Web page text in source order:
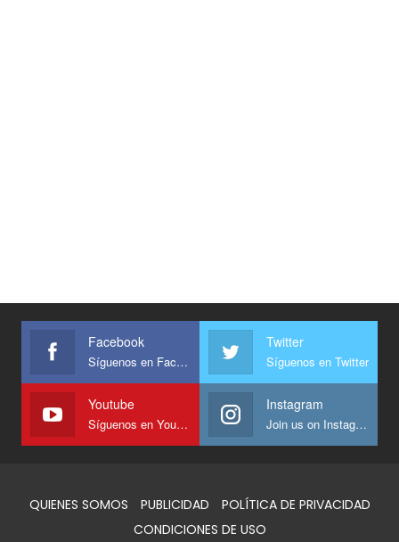
Facebook
Síguenos en Facebook
Twitter
Síguenos en Twitter
Youtube
Síguenos en Youtube
Instagram
Join us on Instagram
QUIENES SOMOS PUBLICIDAD
POLÍTICA DE PRIVACIDAD
CONDICIONES DE USO